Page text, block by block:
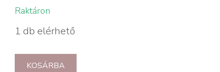
Raktáron
1 db elérhető
KOSÁRBA